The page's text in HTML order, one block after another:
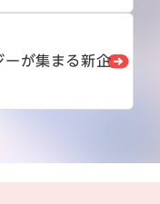
ーが集まる新企